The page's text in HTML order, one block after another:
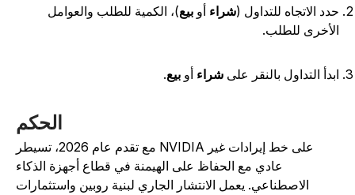
الاتجاه للتداول (شراءأوبيع)، الكمية للطلب والعوامل
للطلب.
التداول بالنقر علىشراءأوبيع.
الحكم
مع تقدم عام 2026، تسيطر NVIDIA على خط إيرادات غير
عادي مع الحفاظ على الهيمنة في قطاع أجهزة الذكاء
الاصطناعي. يعمل الانتشار الجاري لبنية روبين واستثمارات